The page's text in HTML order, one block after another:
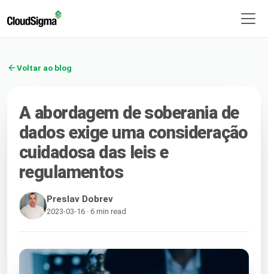
Voltar ao blog
A abordagem de soberania de
dados exige uma consideração
cuidadosa das leis e
regulamentos
Preslav Dobrev
2023-03-16 · 6 min read